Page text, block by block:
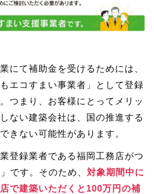
にて補助金を受けるためには、
エコすまい事業者」として登録
つまり、お客様にとってメリッ
ない建築会社は、国の推進する
きない可能性があります。
登録業者である福岡工務店がつ
です。そのため、 対象期間中に
で建築いただくと100万円の補